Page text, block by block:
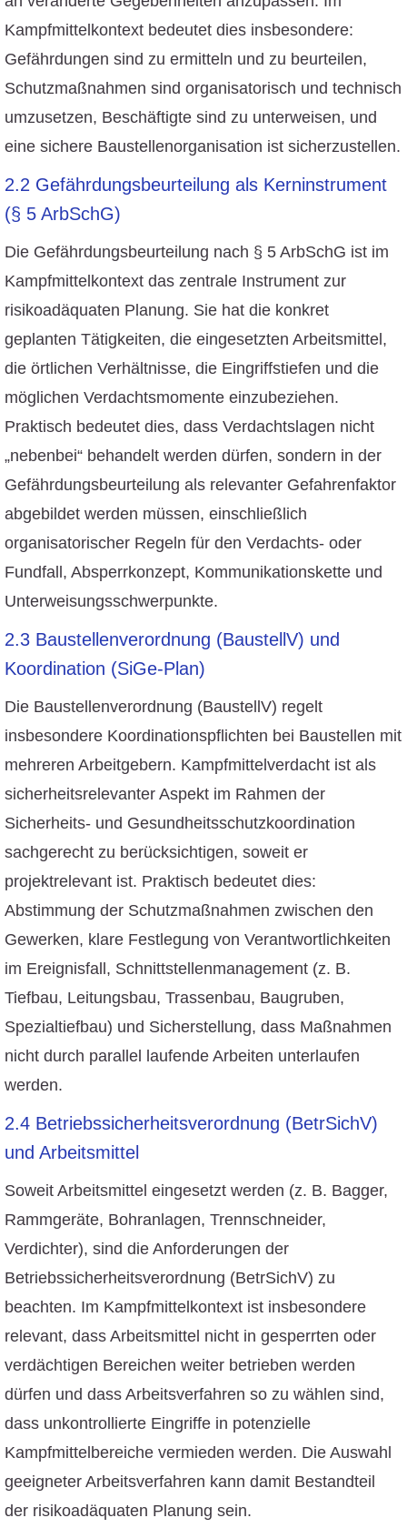
Kampfmittelkontext bedeutet dies insbesondere:
Gefährdungen sind zu ermitteln und zu beurteilen,
Schutzmaßnahmen sind organisatorisch und technisch
umzusetzen, Beschäftigte sind zu unterweisen, und
eine sichere Baustellenorganisation ist sicherzustellen.
2.2 Gefährdungsbeurteilung als Kerninstrument
(§ 5 ArbSchG)
Die Gefährdungsbeurteilung nach § 5 ArbSchG ist im
Kampfmittelkontext das zentrale Instrument zur
risikoadäquaten Planung. Sie hat die konkret
geplanten Tätigkeiten, die eingesetzten Arbeitsmittel,
die örtlichen Verhältnisse, die Eingriffstiefen und die
möglichen Verdachtsmomente einzubeziehen.
Praktisch bedeutet dies, dass Verdachtslagen nicht
„nebenbei“ behandelt werden dürfen, sondern in der
Gefährdungsbeurteilung als relevanter Gefahrenfaktor
abgebildet werden müssen, einschließlich
organisatorischer Regeln für den Verdachts- oder
Fundfall, Absperrkonzept, Kommunikationskette und
Unterweisungsschwerpunkte.
2.3 Baustellenverordnung (BaustellV) und
Koordination (SiGe-Plan)
Die Baustellenverordnung (BaustellV) regelt
insbesondere Koordinationspflichten bei Baustellen mit
mehreren Arbeitgebern. Kampfmittelverdacht ist als
sicherheitsrelevanter Aspekt im Rahmen der
Sicherheits- und Gesundheitsschutzkoordination
sachgerecht zu berücksichtigen, soweit er
projektrelevant ist. Praktisch bedeutet dies:
Abstimmung der Schutzmaßnahmen zwischen den
Gewerken, klare Festlegung von Verantwortlichkeiten
im Ereignisfall, Schnittstellenmanagement (z. B.
Tiefbau, Leitungsbau, Trassenbau, Baugruben,
Spezialtiefbau) und Sicherstellung, dass Maßnahmen
nicht durch parallel laufende Arbeiten unterlaufen
werden.
2.4 Betriebssicherheitsverordnung (BetrSichV)
und Arbeitsmittel
Soweit Arbeitsmittel eingesetzt werden (z. B. Bagger,
Rammgeräte, Bohranlagen, Trennschneider,
Verdichter), sind die Anforderungen der
Betriebssicherheitsverordnung (BetrSichV) zu
beachten. Im Kampfmittelkontext ist insbesondere
relevant, dass Arbeitsmittel nicht in gesperrten oder
verdächtigen Bereichen weiter betrieben werden
dürfen und dass Arbeitsverfahren so zu wählen sind,
dass unkontrollierte Eingriffe in potenzielle
Kampfmittelbereiche vermieden werden. Die Auswahl
geeigneter Arbeitsverfahren kann damit Bestandteil
der risikoadäquaten Planung sein.